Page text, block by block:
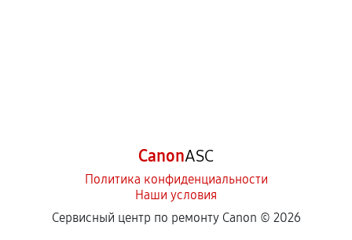
CanonASC
Политика конфиденциальности
Наши условия
Сервисный центр по ремонту Canon © 2026